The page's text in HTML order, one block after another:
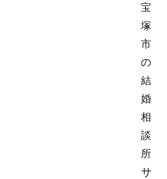
宝
塚
市
の
結
婚
相
談
所
サ